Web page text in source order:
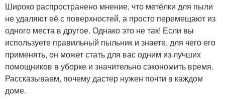
Широко распространено мнение, что метёлки для пыли
не удаляют её с поверхностей, а просто перемещают из
одного места в другое. Однако это не так! Если вы
используете правильный пыльник и знаете, для чего его
применять, он может стать для вас одним из лучших
помощников в уборке и значительно сэкономить время.
Рассказываем, почему дастер нужен почти в каждом
доме.